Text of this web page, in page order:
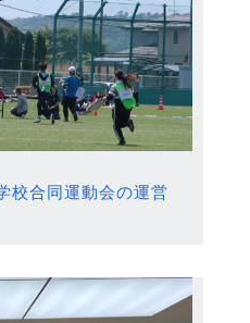
校合同運動会の運営